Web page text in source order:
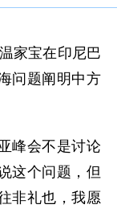
家宝在印尼巴
问题阐明中方
峰会不是讨论
这个问题，但
非礼也，我愿